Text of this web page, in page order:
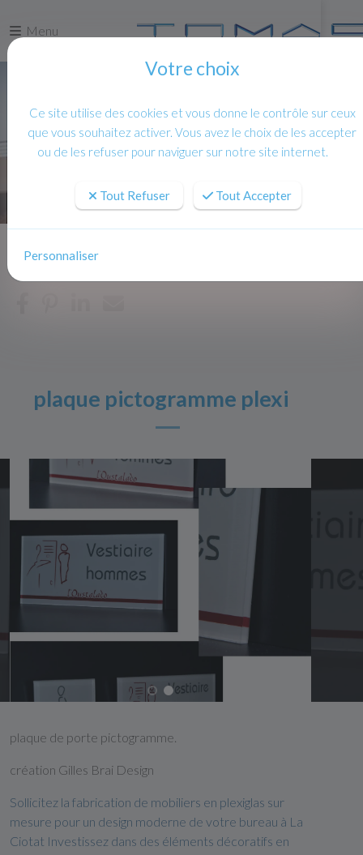
Menu
plaque pictogramme plexi
plaque de porte pictogramme.
création Gilles Brai Design
Sollicitez la fabrication de mobiliers en plexiglas sur
mesure pour un design moderne de votre bureau à La
Ciotat Investissez dans des éléments décoratifs en
Votre choix
Ce site utilise des cookies et vous donne le contrôle sur ceux
que vous souhaitez activer. Vous avez le choix de les accepter
ou de les refuser pour naviguer sur notre site internet.
Tout Refuser Tout Accepter
Personnaliser